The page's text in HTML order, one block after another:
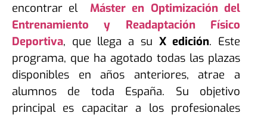
encontrar el Máster en Optimización del
Entrenamiento y Readaptación Físico
Deportiva, que llega a su X edición. Este
programa, que ha agotado todas las plazas
disponibles en años anteriores, atrae a
alumnos de toda España. Su objetivo
principal es capacitar a los profesionales